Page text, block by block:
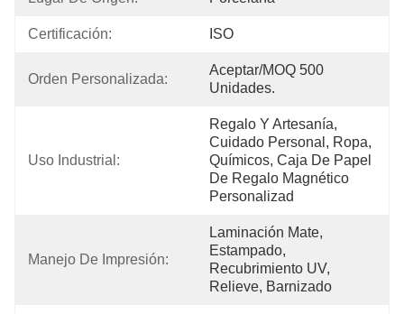
Certificación: ISO
Orden Personalizada:
Aceptar/MOQ 500
Unidades.
Uso Industrial:
Regalo Y Artesanía,
Cuidado Personal, Ropa,
Químicos, Caja De Papel
De Regalo Magnético
Personalizad
Manejo De Impresión:
Laminación Mate,
Estampado,
Recubrimiento UV,
Relieve, Barnizado